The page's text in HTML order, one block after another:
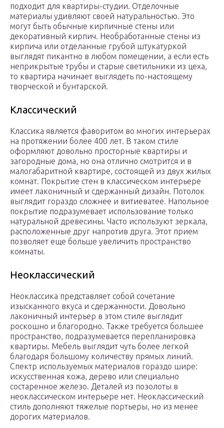
подходит для квартиры-студии. Отделочные
материалы удивляют своей натуральностью. Это
могут быть обычные кирпичные стены или
декоративный кирпич. Необработанные стены из
кирпича или отделанные грубой штукатуркой
выглядят пикантно в любом помещении, а если есть
неприкрытые трубы и старые светильники из цеха,
то квартира начинает выглядеть по-настоящему
творческой и бунтарской.
Классический
Классика является фаворитом во многих интерьерах
на протяжении более 400 лет. В таком стиле
оформляют довольно просторные квартиры и
загородные дома, но она отлично смотрится и в
малогабаритной квартире, состоящей из двух жилых
комнат. Покрытие стен в классическом интерьере
имеет лаконичный и сдержанный дизайн. Потолок
выглядит гораздо сложнее и витиеватее. Напольное
покрытие подразумевает использование только
натуральной древесины. Часто используют зеркала,
расположенные друг напротив друга. Этот прием
позволяет еще больше увеличить пространство
комнаты.
Неоклассический
Неоклассика представляет собой сочетание
изысканного вкуса и сдержанности. Довольно
лаконичный интерьер в этом стиле выглядит
роскошно и благородно. Также требуется большее
пространство, подразумевается перепланировка
квартиры. Мебель выглядит чуть более легкой
благодаря большому количеству прямых линий.
Спектр используемых материалов гораздо шире:
искусственная кожа, дерево или специально
состаренное железо. Деталей из позолоты в
неоклассическом интерьере нет. Неоклассический
стиль дополняют тяжелые портьеры, но из менее
дорогих материалов.